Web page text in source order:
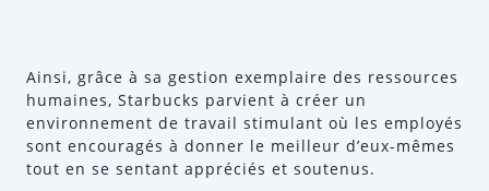
Ainsi, grâce à sa gestion exemplaire des ressources
humaines, Starbucks parvient à créer un
environnement de travail stimulant où les employés
sont encouragés à donner le meilleur d’eux-mêmes
tout en se sentant appréciés et soutenus.